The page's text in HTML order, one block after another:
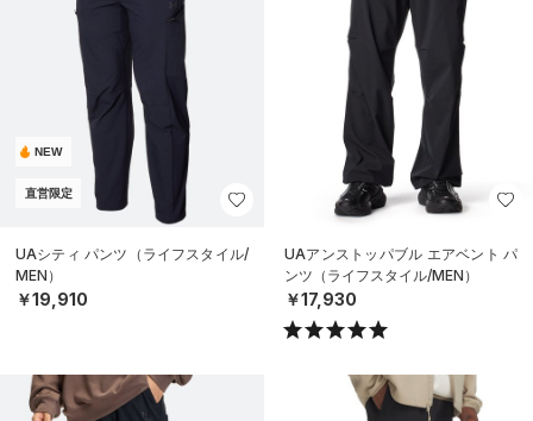
NEW
直営限定
UAシティ パンツ（ライフスタイル/
MEN）
￥19,910
UAアンストッパブル エアベント パ
ンツ（ライフスタイル/MEN）
￥17,930